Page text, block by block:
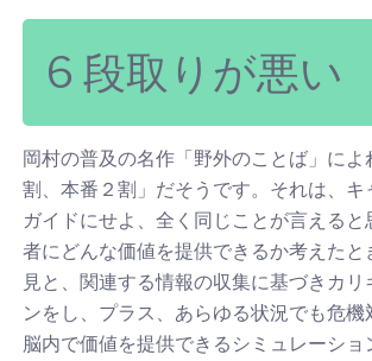
6 段取りが悪い
岡村の普及の名作「野外のことば」によ
割、本番２割」だそうです。それは、キ
ガイドにせよ、全く同じことが言えると
者にどんな価値を提供できるか考えたと
見と、関連する情報の収集に基づきカリ
ンをし、プラス、あらゆる状況でも危機
脳内で価値を提供できるシミュレーショ